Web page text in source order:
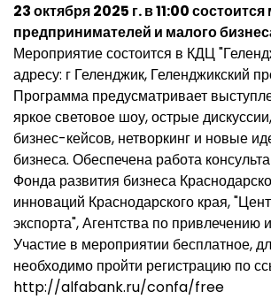
23 октября 2025 г. в 11:00
предпринимателей и малого
Мероприятие состоится в КДЦ
адресу: г Геленджик, Геленджикский
Программа предусматривает
яркое световое шоу, острые
бизнес-кейсов, нетворкинг и новые
бизнеса. Обеспечена работа
Фонда развития бизнеса
инноваций Краснодарского края,
экспорта", Агентства по привлечению
Участие в мероприятии бесплатное,
необходимо пройти регистрацию по
http://alfabank.ru/confa/free